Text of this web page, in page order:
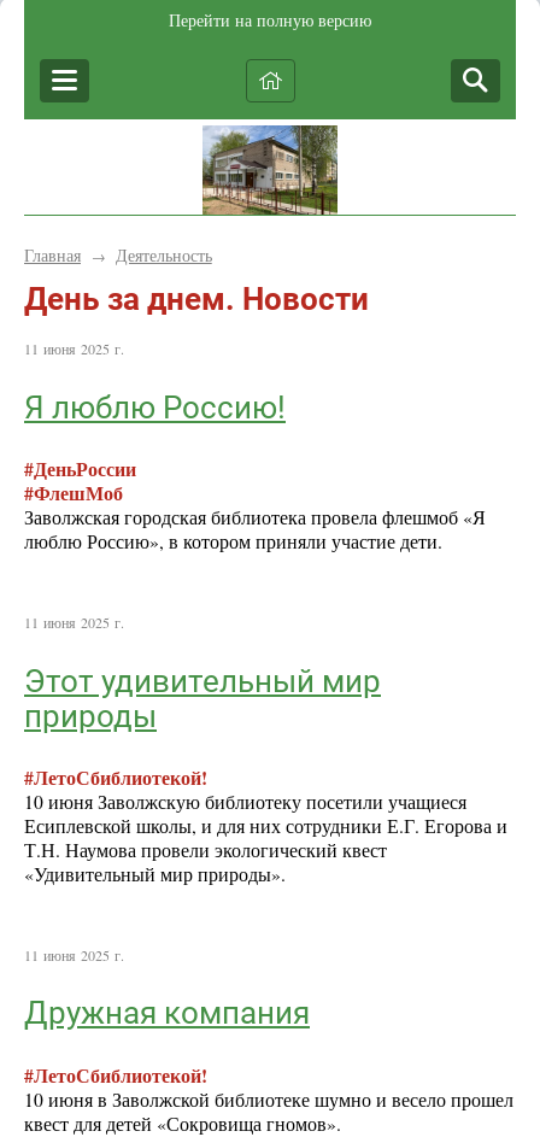
Перейти на полную версию
Главная → Деятельность
День за днем. Новости
11 июня 2025 г.
Я люблю Россию!
#ДеньРоссии
#ФлешМоб
Заволжская городская библиотека провела флешмоб «Я
люблю Россию», в котором приняли участие дети.
11 июня 2025 г.
Этот удивительный мир
природы
#ЛетоСбиблиотекой!
10 июня Заволжскую библиотеку посетили учащиеся
Есиплевской школы, и для них сотрудники Е.Г. Егорова и
Т.Н. Наумова провели экологический квест
«Удивительный мир природы».
11 июня 2025 г.
Дружная компания
#ЛетоСбиблиотекой!
10 июня в Заволжской библиотеке шумно и весело прошел
квест для детей «Сокровища гномов».